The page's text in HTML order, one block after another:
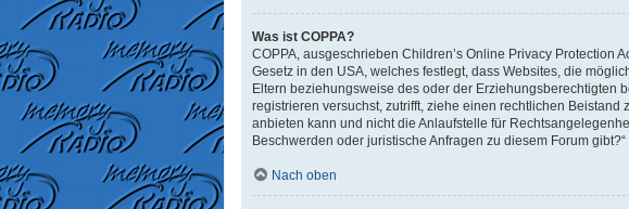
Was ist COPPA?
COPPA, ausgeschrieben Children’s Online Privacy Protection
Gesetz in den USA, welches festlegt, dass Websites, die
Eltern beziehungsweise des oder der Erziehungsberechtigten
registrieren versuchst, zutrifft, ziehe einen rechtlichen
anbieten kann und nicht die Anlaufstelle für
Beschwerden oder juristische Anfragen zu diesem Forum
Nach oben